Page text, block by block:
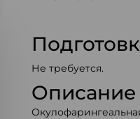
Не требуется.
Описание